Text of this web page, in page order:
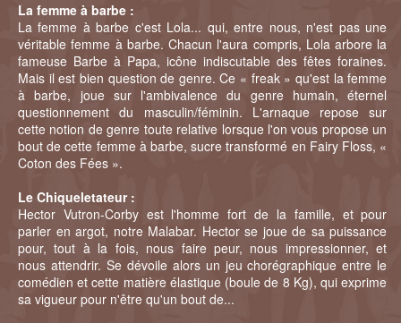
La femme à barbe :
La femme à barbe c'est Lola... qui, entre nous, n'est pas une
véritable femme à barbe. Chacun l'aura compris, Lola arbore la
fameuse Barbe à Papa, icône indiscutable des fêtes foraines.
Mais il est bien question de genre. Ce « freak » qu'est la femme
à barbe, joue sur l'ambivalence du genre humain, éternel
questionnement du masculin/féminin. L'arnaque repose sur
cette notion de genre toute relative lorsque l'on vous propose un
bout de cette femme à barbe, sucre transformé en Fairy Floss, «
Coton des Fées ».
Le Chiqueletateur :
Hector Vutron-Corby est l'homme fort de la famille, et pour
parler en argot, notre Malabar. Hector se joue de sa puissance
pour, tout à la fois, nous faire peur, nous impressionner, et
nous attendrir. Se dévoile alors un jeu chorégraphique entre le
comédien et cette matière élastique (boule de 8 Kg), qui exprime
sa vigueur pour n'être qu'un bout de...